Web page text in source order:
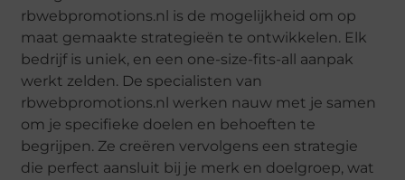
rbwebpromotions.nl is de mogelijkheid om op
maat gemaakte strategieën te ontwikkelen. Elk
bedrijf is uniek, en een one-size-fits-all aanpak
werkt zelden. De specialisten van
rbwebpromotions.nl werken nauw met je samen
om je specifieke doelen en behoeften te
begrijpen. Ze creëren vervolgens een strategie
die perfect aansluit bij je merk en doelgroep, wat